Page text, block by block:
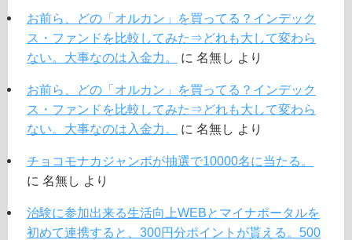
お前ら、どの「オルカン」を買ってる？インデック
ス・ファンドを比較してみた⇒どれも大して変わら
ない。大事なのは入金力。
に 名無し より
お前ら、どの「オルカン」を買ってる？インデック
ス・ファンドを比較してみた⇒どれも大して変わら
ない。大事なのは入金力。
に 名無し より
チョコモナカジャンボが抽選で10000名に当たる。
に 名無し より
治験に参加出来る生活向上WEBとマイナポータルを
初めて連携すると、300円分ポイントが貰える。500